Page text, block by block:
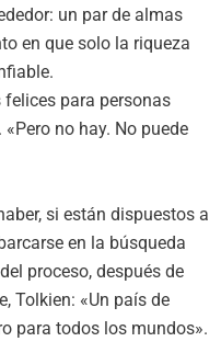
un par de almas
en que solo la riqueza
felices para personas
no hay. No puede
si están dispuestos a
en la búsqueda
proceso, después de
Tolkien: «Un país de
para todos los mundos».